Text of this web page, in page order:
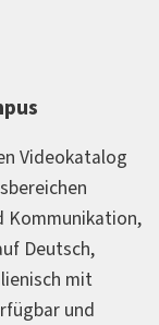
Videokatalog
Kommunikation,
Deutsch,
mit
und